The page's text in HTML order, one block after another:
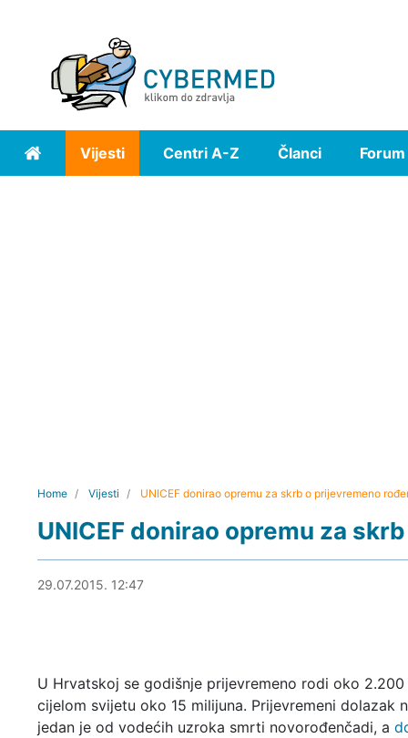
Home Vijesti Centri A-Z Članci Forum
Home Vijesti UNICEF donirao opremu za skrb o prijevremeno
UNICEF donirao opremu za
29.07.2015. 13:02
29.07.2015. 12:47
U Hrvatskoj se godišnje prijevremeno rodi oko 2.200
cijelom svijetu oko 15 milijuna. Prijevremeni dolazak
jedan je od vodećih uzroka smrti novorođenčadi, a